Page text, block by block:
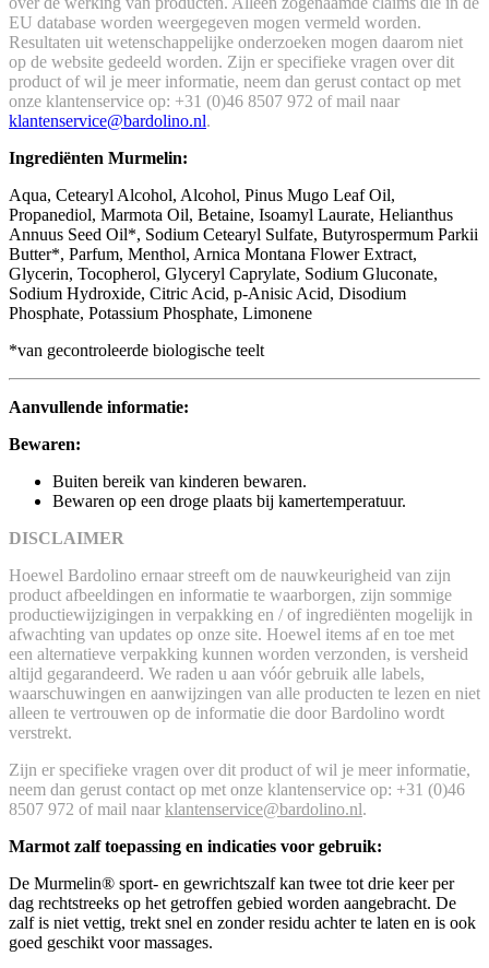
EU database worden weergegeven mogen vermeld worden.
Resultaten uit wetenschappelijke onderzoeken mogen daarom niet
op de website gedeeld worden. Zijn er specifieke vragen over dit
product of wil je meer informatie, neem dan gerust contact op met
onze klantenservice op: +31 (0)46 8507 972 of mail naar
klantenservice@bardolino.nl.
Ingrediënten Murmelin:
Aqua, Cetearyl Alcohol, Alcohol, Pinus Mugo Leaf Oil,
Propanediol, Marmota Oil, Betaine, Isoamyl Laurate, Helianthus
Annuus Seed Oil*, Sodium Cetearyl Sulfate, Butyrospermum Parkii
Butter*, Parfum, Menthol, Arnica Montana Flower Extract,
Glycerin, Tocopherol, Glyceryl Caprylate, Sodium Gluconate,
Sodium Hydroxide, Citric Acid, p-Anisic Acid, Disodium
Phosphate, Potassium Phosphate, Limonene
*van gecontroleerde biologische teelt
Aanvullende informatie:
Bewaren:
Buiten bereik van kinderen bewaren.
Bewaren op een droge plaats bij kamertemperatuur.
DISCLAIMER
Hoewel Bardolino ernaar streeft om de nauwkeurigheid van zijn
product afbeeldingen en informatie te waarborgen, zijn sommige
productiewijzigingen in verpakking en / of ingrediënten mogelijk in
afwachting van updates op onze site. Hoewel items af en toe met
een alternatieve verpakking kunnen worden verzonden, is versheid
altijd gegarandeerd. We raden u aan vóór gebruik alle labels,
waarschuwingen en aanwijzingen van alle producten te lezen en niet
alleen te vertrouwen op de informatie die door Bardolino wordt
verstrekt.
Zijn er specifieke vragen over dit product of wil je meer informatie,
neem dan gerust contact op met onze klantenservice op: +31 (0)46
8507 972 of mail naar klantenservice@bardolino.nl.
Marmot zalf toepassing en indicaties voor gebruik:
De Murmelin® sport- en gewrichtszalf kan twee tot drie keer per
dag rechtstreeks op het getroffen gebied worden aangebracht. De
zalf is niet vettig, trekt snel en zonder residu achter te laten en is ook
goed geschikt voor massages.